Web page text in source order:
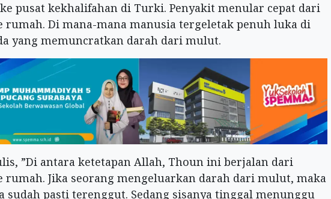
pusat kekhalifahan di Turki. Penyakit menular cepat dari
rumah. Di mana-mana manusia tergeletak penuh luka di
yang memuncratkan darah dari mulut.
”Di antara ketetapan Allah, Thoun ini berjalan dari
rumah. Jika seorang mengeluarkan darah dari mulut, maka
sudah pasti terenggut. Sedang sisanya tinggal menunggu